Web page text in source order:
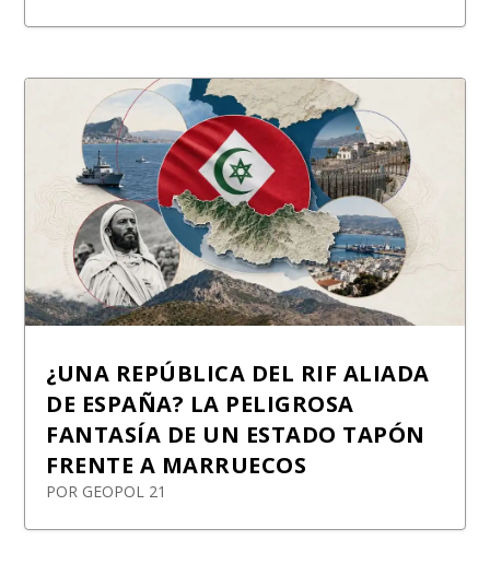
¿UNA REPÚBLICA DEL RIF ALIADA
DE ESPAÑA? LA PELIGROSA
FANTASÍA DE UN ESTADO TAPÓN
FRENTE A MARRUECOS
POR GEOPOL 21